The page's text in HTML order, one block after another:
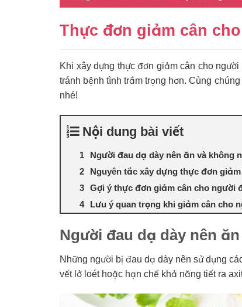
Thực đơn giảm cân
Khi xây dựng thực đơn giảm cân cho
tránh bệnh tình trầm trọng hơn. Cùng
nhé!
Nội dung bài viết
Người đau dạ dày nên ăn và không
Nguyên tắc xây dựng thực đơn
Gợi ý thực đơn giảm cân cho người
Lưu ý quan trọng khi giảm cân cho
Người đau dạ dày nên
Những người bị đau dạ dày nên sử dụng
vết lở loét hoặc hạn chế khả năng tiết ra